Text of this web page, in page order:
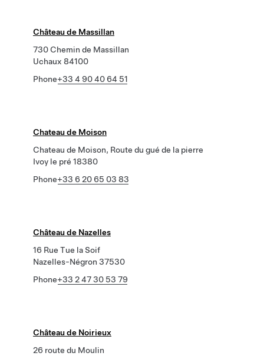
Château de Massillan
730 Chemin de Massillan
Uchaux 84100
Phone+33 4 90 40 64 51
Chateau de Moison
Chateau de Moison, Route du gué de la pierre
Ivoy le pré 18380
Phone+33 6 20 65 03 83
Château de Nazelles
16 Rue Tue la Soif
Nazelles-Négron 37530
Phone+33 2 47 30 53 79
Château de Noirieux
26 route du Moulin